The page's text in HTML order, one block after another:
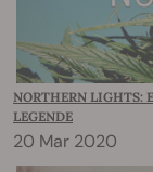
NORTHERN LIGHTS:
LEGENDE
20 Mar 2020